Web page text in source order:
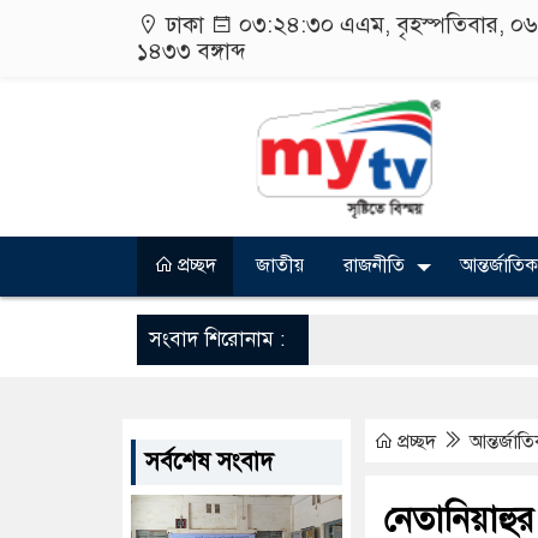
ঢাকা ০৩:২৪:৩১ এএম, বৃহস্পতিবার,
১৪৩৩ বঙ্গাব্দ
প্রচ্ছদ জাতীয় রাজনীতি আন্তর্জাতিক
সংবাদ শিরোনাম :
প্রচ্ছদ
সর্বশেষ সংবাদ